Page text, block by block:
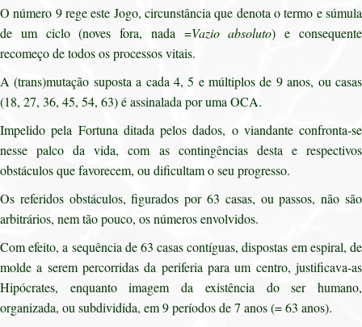
O número 9 rege este Jogo, circunstância que denota o termo e súmula
de um ciclo (noves fora, nada =Vazio absoluto) e consequente
recomeço de todos os processos vitais.
A (trans)mutação suposta a cada 4, 5 e múltiplos de 9 anos, ou casas
(18, 27, 36, 45, 54, 63) é assinalada por uma OCA.
Impelido pela Fortuna ditada pelos dados, o viandante confronta-se
nesse palco da vida, com as contingências desta e respectivos
obstáculos que favorecem, ou dificultam o seu progresso.
Os referidos obstáculos, figurados por 63 casas, ou passos, não são
arbitrários, nem tão pouco, os números envolvidos.
Com efeito, a sequência de 63 casas contíguas, dispostas em espiral, de
molde a serem percorridas da periferia para um centro, justificava-as
Hipócrates, enquanto imagem da existência do ser humano,
organizada, ou subdividida, em 9 períodos de 7 anos (= 63 anos).